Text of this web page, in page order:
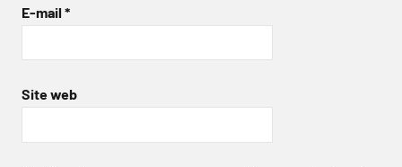
E-mail *
Site web